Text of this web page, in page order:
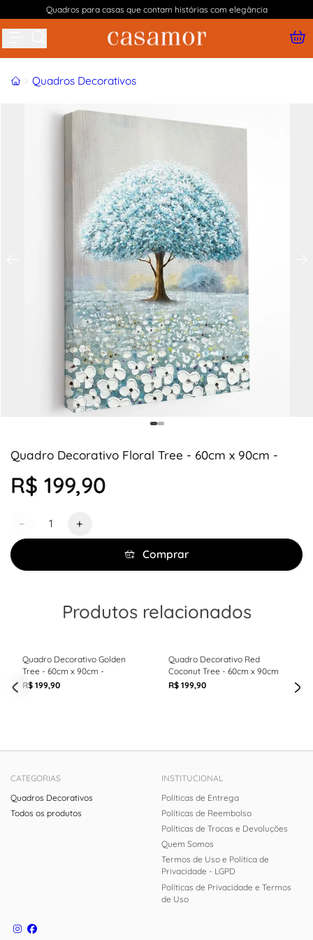
Quadros para casas que contam histórias com elegância
InícioQuadros Decorativos
Quadro Decorativo Floral Tree - 60cm x 90cm -
R$ 199,90
− +
Comprar
Produtos relacionados
Quadro Decorativo Golden
Tree - 60cm x 90cm -
R$ 199,90
Quadro Decorativo Red
Coconut Tree - 60cm x 90cm
R$ 199,90
CATEGORIAS
Quadros Decorativos
Todos os produtos
INSTITUCIONAL
Políticas de Entrega
Políticas de Reembolso
Políticas de Trocas e Devoluções
Quem Somos
Termos de Uso e Política de
Privacidade - LGPD
Políticas de Privacidade e Termos
de Uso